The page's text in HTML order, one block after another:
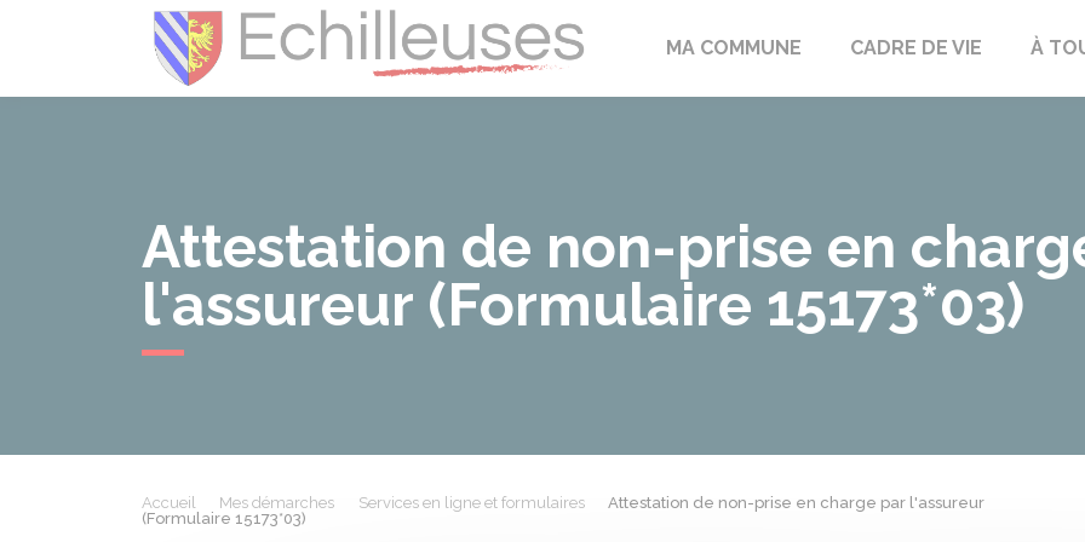
ÉchilleusesMA COMMUNE CADRE DE VIE À
Attestation de non-prise en
l'assureur (Formulaire 15173*03)
Accueil Mes démarches Services en ligne et formulaires
Attestation de non-prise en charge par l'assureur
(Formulaire 15173*03)